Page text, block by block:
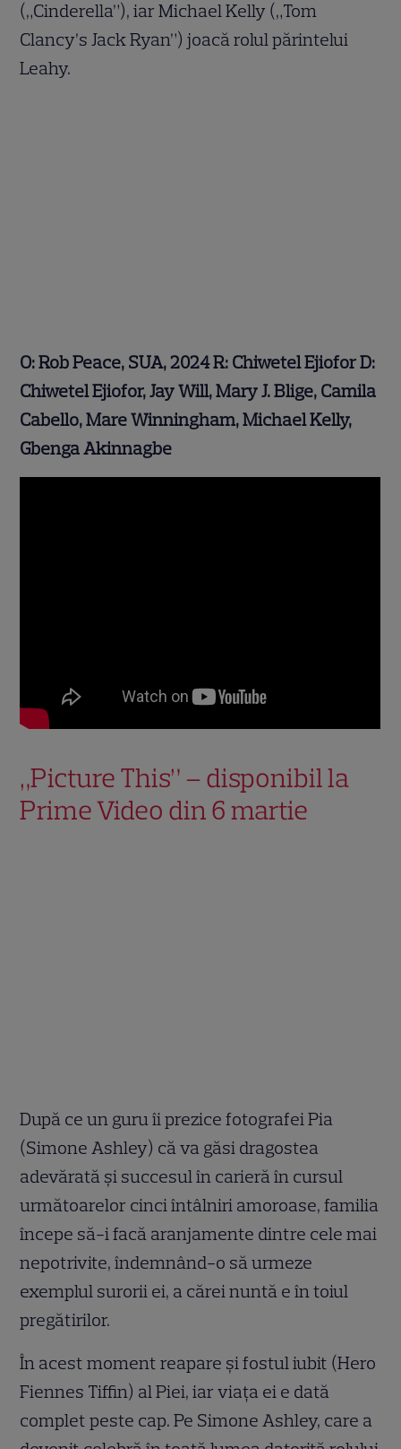
(„Cinderella”), iar Michael Kelly („Tom
Clancy’s Jack Ryan”) joacă rolul părintelui
Leahy.
O: Rob Peace, SUA, 2024 R: Chiwetel Ejiofor D:
Chiwetel Ejiofor, Jay Will, Mary J. Blige, Camila
Cabello, Mare Winningham, Michael Kelly,
Gbenga Akinnagbe
„Picture This” – disponibil la
Prime Video din 6 martie
După ce un guru îi prezice fotografei Pia
(Simone Ashley) că va găsi dragostea
adevărată și succesul în carieră în cursul
următoarelor cinci întâlniri amoroase, familia
începe să-i facă aranjamente dintre cele mai
nepotrivite, îndemnând-o să urmeze
exemplul surorii ei, a cărei nuntă e în toiul
pregătirilor.
În acest moment reapare și fostul iubit (Hero
Fiennes Tiffin) al Piei, iar viața ei e dată
complet peste cap. Pe Simone Ashley, care a